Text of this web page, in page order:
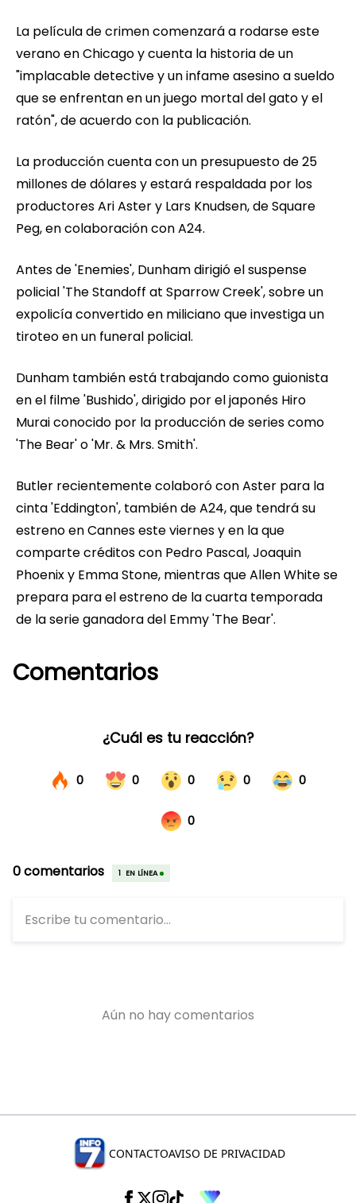
La película de crimen comenzará a rodarse este
verano en Chicago y cuenta la historia de un
"implacable detective y un infame asesino a sueldo
que se enfrentan en un juego mortal del gato y el
ratón", de acuerdo con la publicación.
La producción cuenta con un presupuesto de 25
millones de dólares y estará respaldada por los
productores Ari Aster y Lars Knudsen, de Square
Peg, en colaboración con A24.
Antes de 'Enemies', Dunham dirigió el suspense
policial 'The Standoff at Sparrow Creek', sobre un
expolicía convertido en miliciano que investiga un
tiroteo en un funeral policial.
Dunham también está trabajando como guionista
en el filme 'Bushido', dirigido por el japonés Hiro
Murai conocido por la producción de series como
'The Bear' o 'Mr. & Mrs. Smith'.
Butler recientemente colaboró con Aster para la
cinta 'Eddington', también de A24, que tendrá su
estreno en Cannes este viernes y en la que
comparte créditos con Pedro Pascal, Joaquin
Phoenix y Emma Stone, mientras que Allen White se
prepara para el estreno de la cuarta temporada
de la serie ganadora del Emmy 'The Bear'.
Comentarios
CONTACTOAVISO DE PRIVACIDAD